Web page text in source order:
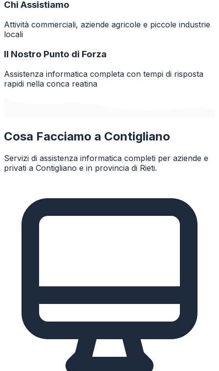
Chi Assistiamo
Attività commerciali, aziende agricole e piccole industrie
locali
Il Nostro Punto di Forza
Assistenza informatica completa con tempi di risposta
rapidi nella conca reatina
Cosa Facciamo a Contigliano
Servizi di assistenza informatica completi per aziende e
privati a Contigliano e in provincia di Rieti.